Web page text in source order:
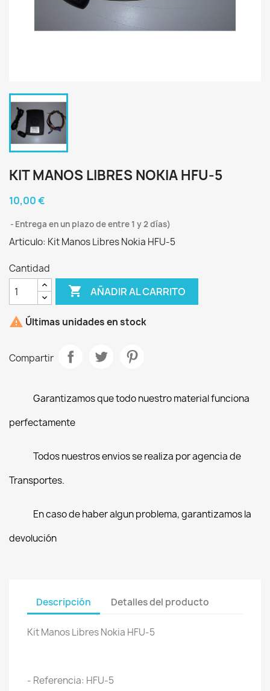
KIT MANOS LIBRES NOKIA HFU-5
10,00 €
Entrega en un plazo de entre 1 y 2 días)
Articulo: Kit Manos Libres Nokia HFU-5
Cantidad
 AÑADIR AL CARRITO
 Últimas unidades en stock
Compartir
Garantizamos que todo nuestro material funciona
perfectamente
Todos nuestros envios se realiza por agencia de
Transportes.
En caso de haber algun problema, garantizamos la
devolución
Descripción Detalles del producto
Kit Manos Libres Nokia HFU-5
- Referencia: HFU-5